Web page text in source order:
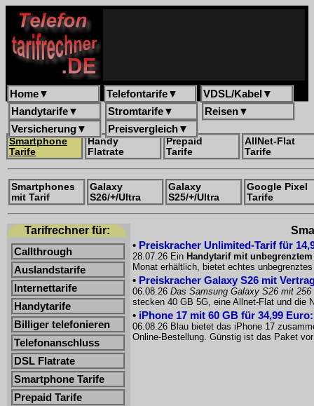
Home▼ Telefontarife▼ VDSL/Kabel ▼
Handytarife▼ Stromtarife▼ Reisen▼
Versicherung▼ Preisvergleich▼
Smartphone
Tarife
Handy
Flatrate
Prepaid
Tarife
AllNet-Flat
Tarife
Smartphones
mit Tarif
Galaxy
S26/+/Ultra
Galaxy
S25/+/Ultra
Google Pixel
Tarife
Tarifrechner für:
Callthrough
Auslandstarife
Internettarife
Handytarife
Billiger telefonieren
Telefonanschluss
DSL Flatrate
Smartphone Tarife
Prepaid Tarife
• Preiskracher Unlimited-Tarif für
28.07.26 Ein Handytarif mit
Monat erhältlich, bietet echtes
• Preiskracher Galaxy S26 mit
06.08.26 Das Samsung Galaxy S26 mit 256
stecken 40 GB 5G, eine Allnet-Flat und die
• iPhone 17 mit 60 GB für 34,99
06.08.26 Blau bietet das iPhone 17
Online-Bestellung. Günstig ist das Paket